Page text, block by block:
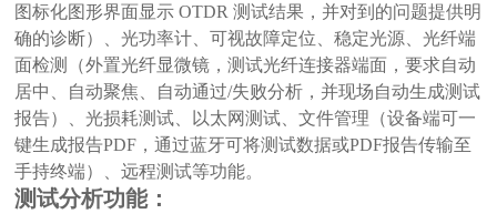
图标化图形界面显示 OTDR测试结果，并对到的问题提供明
确的诊断）、光功率计、可视故障定位、稳定光源、光纤端
面检测（外置光纤显微镜，测试光纤连接器端面，要求自动
居中、自动聚焦、自动通过/失败分析，并现场自动生成测试
报告）、光损耗测试、以太网测试、文件管理（设备端可一
键生成报告PDF ，通过蓝牙可将测试数据或PDF报告传输至
手持终端）、远程测试等功能。
测试分析功能：